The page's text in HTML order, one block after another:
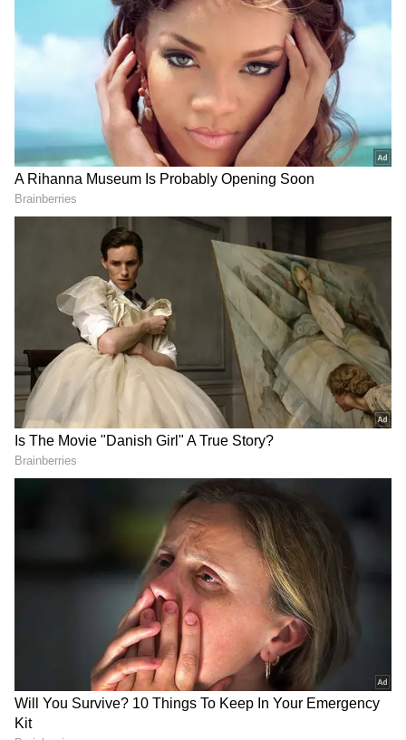
அணியில் தேர்வான அவர், வயது
அடிப்படையில் இந்திய அணிக்காக
தேர்வான இளம் வீரர்களில் ஒருவராக
வரலாற்றில் இடம்பிடித்துள்ளார்.
ஏசியாநெட் தமிழ்-ஐ உங்கள் முதன்மைத்
தேர்வாக்குங்கள்
Image Credit :Vaibhav Suryavanshi Instagram
சச்சின் சாதனையை கடந்த இளம்